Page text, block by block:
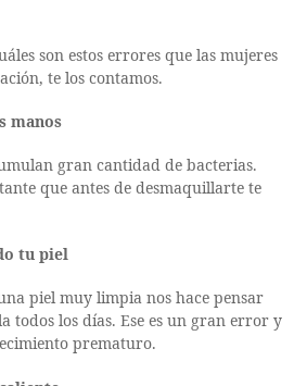
son estos errores que las mujeres
te los contamos.
manos
gran cantidad de bacterias.
que antes de desmaquillarte te
tu piel
piel muy limpia nos hace pensar
todos los días. Ese es un gran error y
prematuro.